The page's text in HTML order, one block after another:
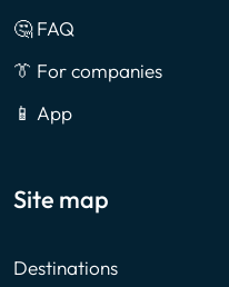
🤔 FAQ
👔 For companies
📱 App
Site map
Destinations